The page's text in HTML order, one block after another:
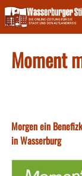
Skip
to
content
Moment
Morgen ein
in Wasserburg